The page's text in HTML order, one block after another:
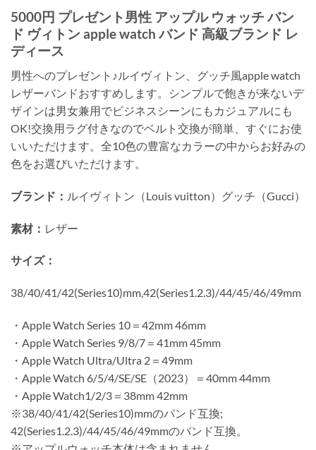
5000円 プレゼント男性 アップル ウォッチ バン
ド ヴィトン apple watch バンド 高級ブランド レ
ディース
男性へのプレゼント♪ルイヴィトン、グッチ風apple watch
レザーバンドおすすめします。シンプルで飽きが来ないデ
ザインは男女兼用でビジネスシーンにもカジュアルにも
OK!交換用ラグ付きなのでベルト交換が簡単、すぐにお使
いいただけます。全10色の豊富なカラーの中からお好みの
色をお選びいただけます。
ブランド： ルイヴィトン（Louis vuitton）グッチ（Gucci）
素材： レザー
サイズ：
38/40/41/42(Series10)mm,42(Series1.2.3)/44/45/46/49mm
・Apple Watch Series 10＝42mm 46mm
・Apple Watch Series 9/8/7＝41mm 45mm
・Apple Watch Ultra/Ultra 2＝49mm
・Apple Watch 6/5/4/SE/SE（2023）＝40mm 44mm
・Apple Watch1/2/3＝38mm 42mm
※38/40/41/42(Series10)mmのバンド互換;
42(Series1.2.3)/44/45/46/49mmのバンド互換。